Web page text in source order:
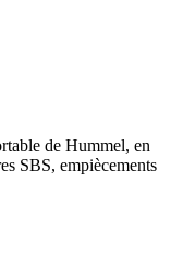
de Hummel, en
SBS, empiècements